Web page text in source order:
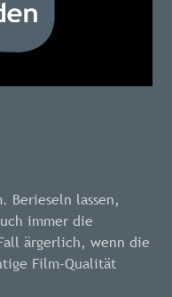
Berieseln lassen,
immer die
ärgerlich, wenn die
Film-Qualität